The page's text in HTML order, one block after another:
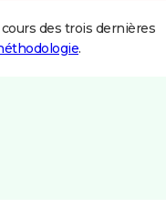
des trois dernières
.